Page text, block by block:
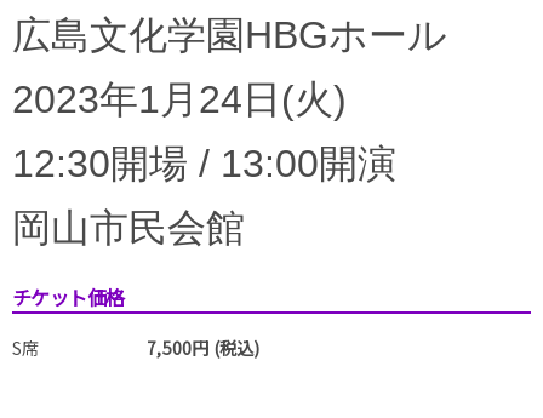
広島文化学園HBGホール
2023年1月24日(火)
12:30開場 / 13:00開演
岡山市民会館
チケット価格
S席 7,500円 (税込)